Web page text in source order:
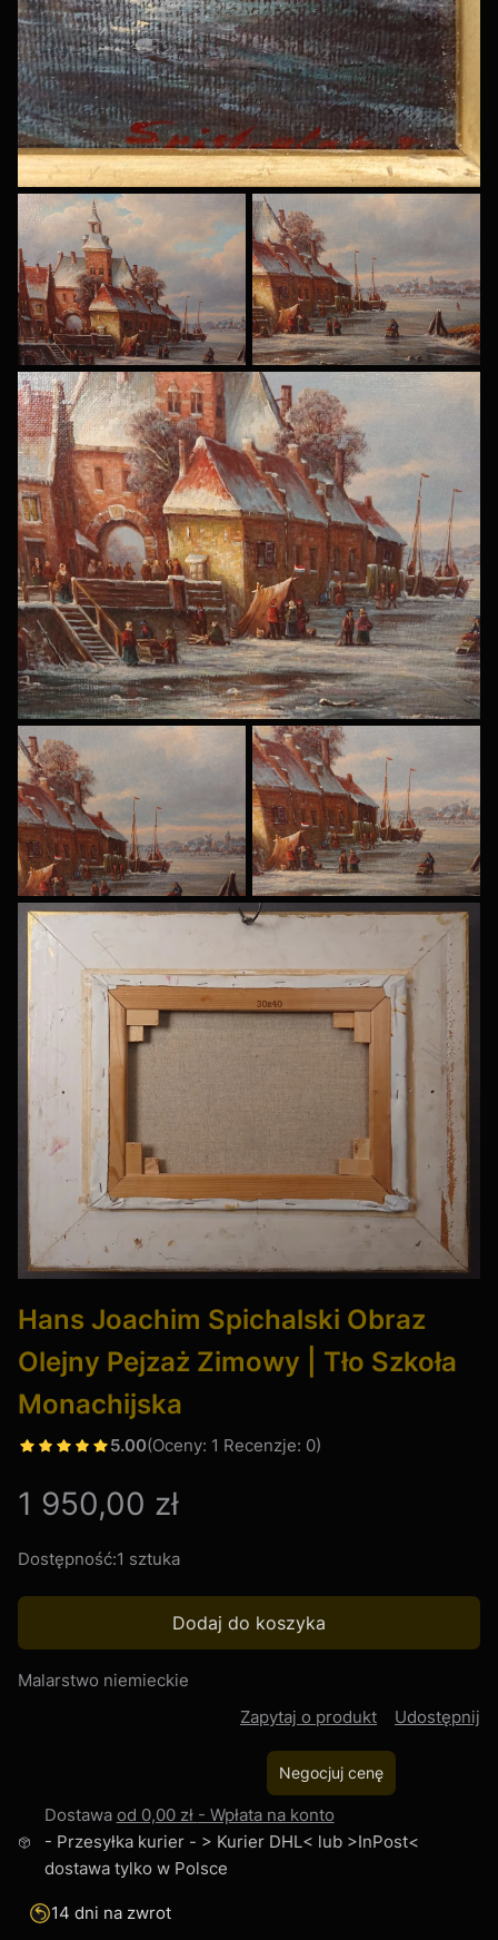
Hans Joachim Spichalski Obraz
Olejny Pejzaż Zimowy | Tło Szkoła
Monachijska
5.00(Oceny: 1 Recenzje: 0)
Cena
1 950,00 zł
Dostępność:1 sztuka
Dodaj do koszyka
Malarstwo niemieckie
Zapytaj o produkt
Udostępnij
Negocjuj cenę
Dostawa od 0,00 zł - Wpłata na konto
- Przesyłka kurier - > Kurier DHL< lub >InPost<
dostawa tylko w Polsce
14 dni na zwrot